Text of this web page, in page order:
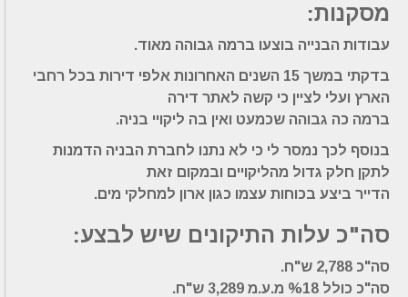
מסקנות:
עבודות הבנייה בוצעו ברמה גבוהה מאוד.
בדקתי במשך 15 השנים האחרונות אלפי דירות בכל רחבי
הארץ ועלי לציין כי קשה לאתר דירה
ברמה כה גבוהה שכמעט ואין בה ליקויי בניה.
בנוסף לכך נמסר לי כי לא נתנו לחברת הבניה הדמנות
לתקן חלק גדול מהליקויים ובמקום זאת
הדייר ביצע בכוחות עצמו כגון ארון למחלקי מים.
סה"כ עלות התיקונים שיש לבצע:
סה"כ 2,788 ש"ח.
סה"כ כולל %18 מ.ע.מ 3,289 ש"ח.